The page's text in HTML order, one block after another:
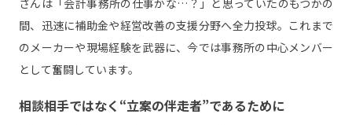
間、迅速に補助金や経営改善の支援分野へ全力投球。これまで
のメーカーや現場経験を武器に、今では事務所の中心メンバー
として奮闘しています。
相談相手ではなく“立案の伴走者”であるために